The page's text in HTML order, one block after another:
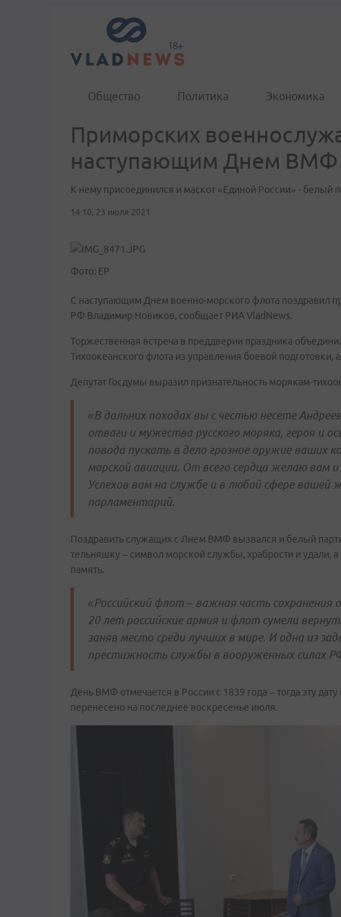
Общество Политика Экономика
Приморских
наступающим Днем ВМФ
К нему присоединился и маскот «Единой России» - белый
14:10, 23 июля 2021
Фото: ЕР
С наступающим Днем военно-морского флота поздравил
РФ Владимир Новиков, сообщает РИА VladNews.
Торжественная встреча в преддверии праздника
Тихоокеанского флота из управления боевой подготовки,
Депутат Госдумы выразил признательность морякам-
«В дальних походах вы с честью несете
отваги и мужества русского моряка, героя и
повода пускать в дело грозное оружие ваших
морской авиации. От всего сердца желаю вам
Успехов вам на службе и в любой сфере вашей
парламентарий.
Поздравить служащих с Лнем ВМФ вызвался и белый
тельняшку – символ морской службы, храбрости и удали,
память.
«Российский флот – важная часть сохранения
20 лет российские армия и флот сумели
заняв место среди лучших в мире. И одна из
престижность службы в вооруженных силах
День ВМФ отмечается в России с 1839 года – тогда эту
перенесено на последнее воскресенье июля.